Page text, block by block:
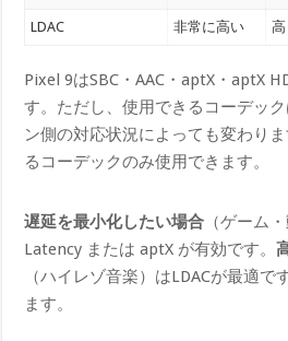
LDAC 非常に高い 高
Pixel 9はSBC・AAC・aptX・aptX
す。ただし、使用できるコーデッ
ン側の対応状況によっても変わり
るコーデックのみ使用できます。
遅延を最小化したい場合 （ゲーム
Latency または aptX が有効です。
（ハイレゾ音楽）はLDACが最適で
ます。